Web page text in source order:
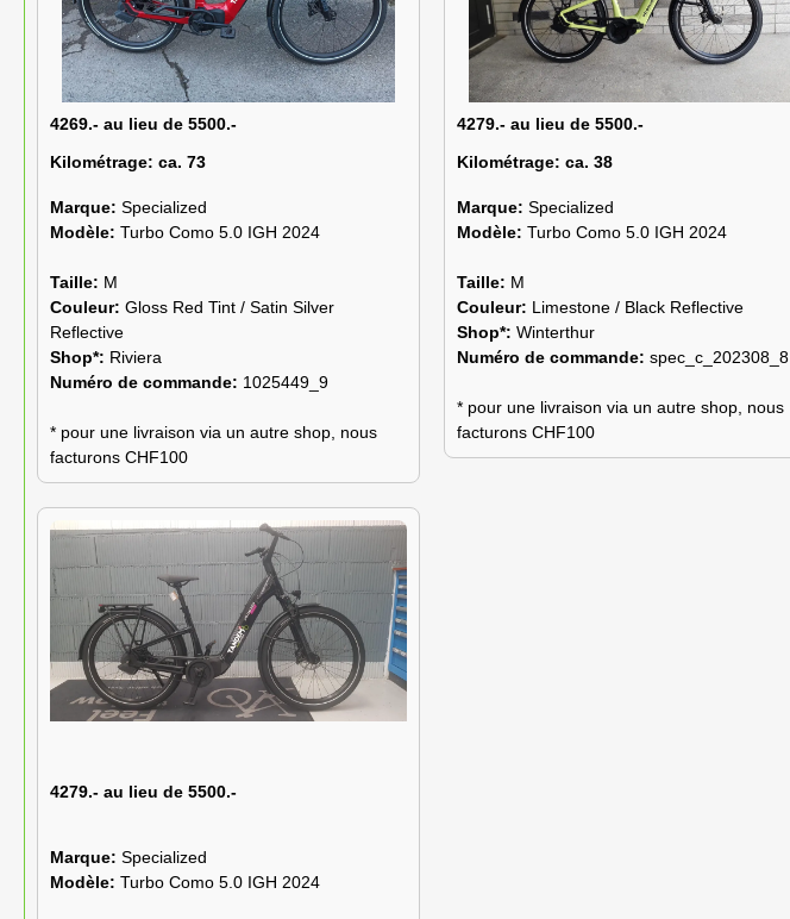
4269.- au lieu de 5500.-
Kilométrage: ca. 73
Marque: Specialized
Modèle: Turbo Como 5.0 IGH 2024
Taille: M
Couleur: Gloss Red Tint / Satin Silver
Reflective
Shop*: Riviera
Numéro de commande: 1025449_9
* pour une livraison via un autre shop, nous
facturons CHF100
4279.- au lieu de 5500.-
Kilométrage: ca. 38
Marque: Specialized
Modèle: Turbo Como 5.0 IGH 2024
Taille: M
Couleur: Limestone / Black Reflective
Shop*: Winterthur
Numéro de commande: spec_c_202308_8
* pour une livraison via un autre shop, nous
facturons CHF100
4279.- au lieu de 5500.-
Marque: Specialized
Modèle: Turbo Como 5.0 IGH 2024